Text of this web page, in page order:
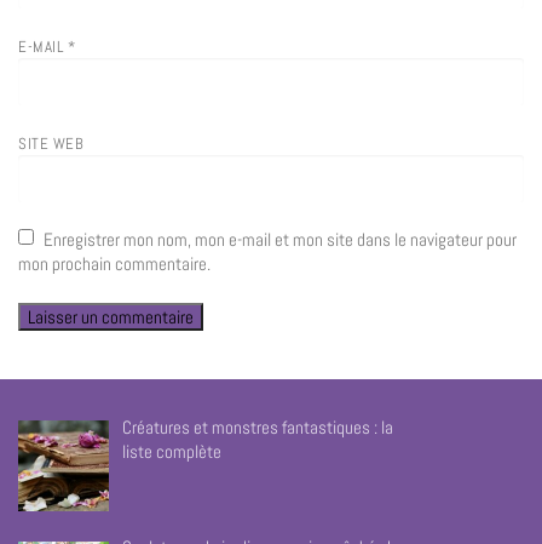
E-MAIL *
SITE WEB
Enregistrer mon nom, mon e-mail et mon site dans le navigateur pour
mon prochain commentaire.
Créatures et monstres fantastiques : la
liste complète